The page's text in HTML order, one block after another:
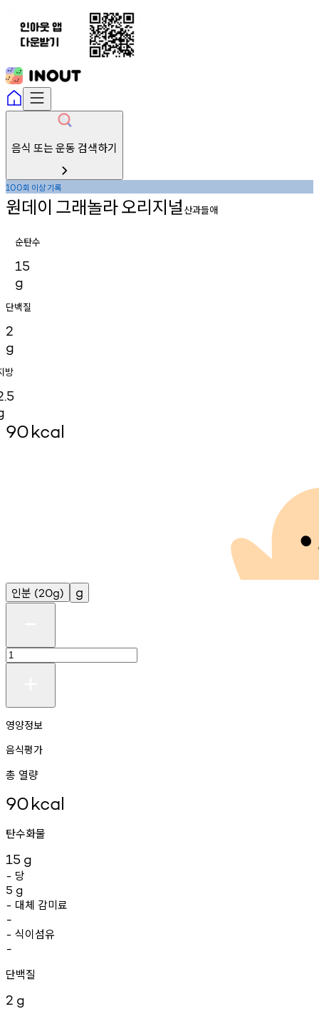
음식 또는 운동 검색하기
100회 이상기록
원데이 그래놀라오리지널 산과들애
순탄수
15
g
단백질
2
g
방
90kcal
인분 (20g) g
영양정보
음식평가
총 열량
90kcal
탄수화물
15 g
- 당
5 g
- 대체 감미료
-
- 식이섬유
-
단백질
2 g